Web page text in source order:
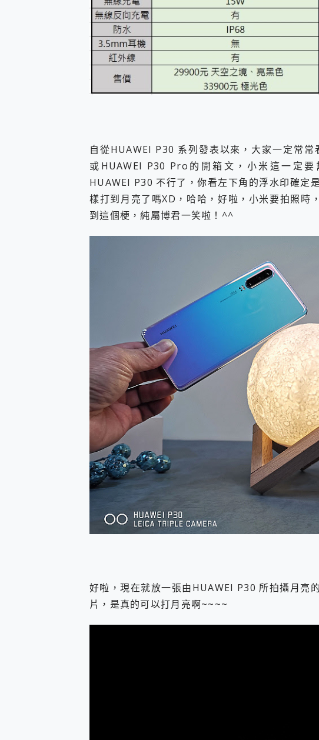
自從HUAWEI P30 系列發表以來，大家一定常
或HUAWEI P30 Pro的開箱文，小米這一定
HUAWEI P30 不行了，你看左下角的浮水印確定
樣打到月亮了嗎XD，哈哈，好啦，小米要拍照時
到這個梗，純屬博君一笑啦！^^
好啦，現在就放一張由HUAWEI P30 所拍攝月亮
片，是真的可以打月亮啊~~~~